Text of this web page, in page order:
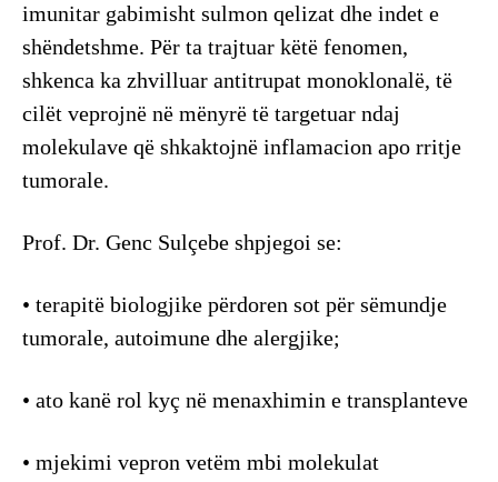
imunitar gabimisht sulmon qelizat dhe indet e
shëndetshme. Për ta trajtuar këtë fenomen,
shkenca ka zhvilluar antitrupat monoklonalë, të
cilët veprojnë në mënyrë të targetuar ndaj
molekulave që shkaktojnë inflamacion apo rritje
tumorale.
Prof. Dr. Genc Sulçebe shpjegoi se:
• terapitë biologjike përdoren sot për sëmundje
tumorale, autoimune dhe alergjike;
• ato kanë rol kyç në menaxhimin e transplanteve
• mjekimi vepron vetëm mbi molekulat